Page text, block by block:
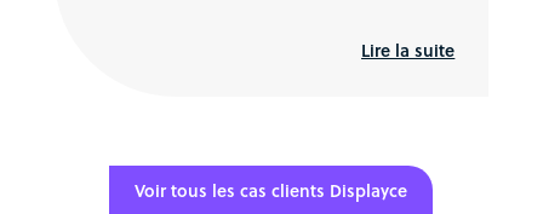
Lire la suite
Voir tous les cas clients Displayce